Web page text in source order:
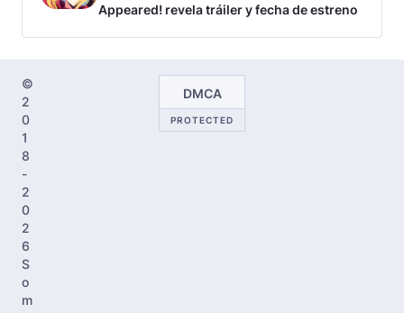
Appeared! revela tráiler y fecha de estreno
©
2
0
1
8
-
2
0
2
6
S
o
m
DMCA
PROTECTED